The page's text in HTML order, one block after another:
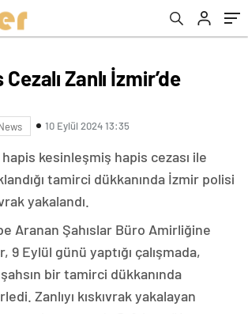
Zanlı İzmir’de
10 Eylül 2024 13:35
hapis kesinleşmiş hapis cezası ile
tamirci dükkanında İzmir polisi
yakalandı.
Aranan Şahıslar Büro Amirliğine
9 Eylül günü yaptığı çalışmada,
bir tamirci dükkanında
Zanlıyı kıskıvrak yakalayan